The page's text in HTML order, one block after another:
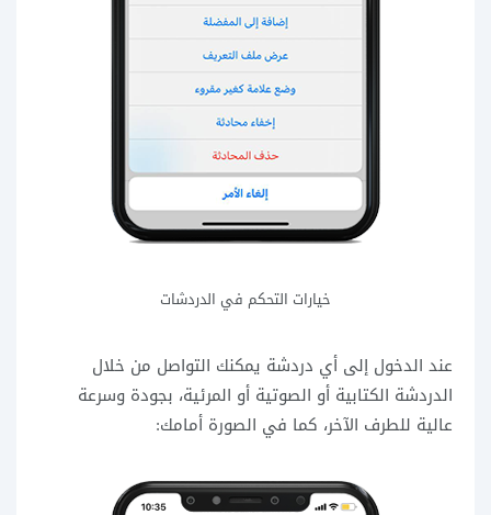
خيارات التحكم في الدردشات
عند الدخول إلى أي دردشة يمكنك التواصل من خلال
الدردشة الكتابية أو الصوتية أو المرئية، بجودة وسرعة
عالية للطرف الآخر، كما في الصورة أمامك: